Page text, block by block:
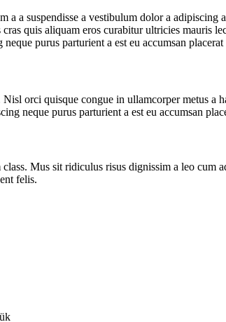
a a suspendisse a vestibulum dolor a
quis aliquam eros curabitur ultricies mauris
purus parturient a est eu accumsan
orci quisque congue in ullamcorper metus
neque purus parturient a est eu accumsan
Mus sit ridiculus risus dignissim a leo cum
felis.